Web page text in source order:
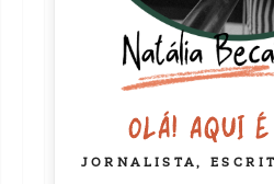
OLÁ! AQUI
JORNALISTA,